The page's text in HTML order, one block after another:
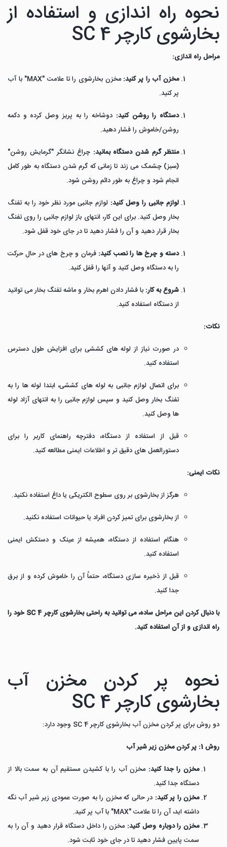
نحوه راه اندازی و استفاده از
بخارشوی کارچر SC 4
مراحل راه اندازی:
مخزن آب را پر کنید:
مخزن بخارشوی را تا علامت "MAX" با آب
پر کنید.
دستگاه را روشن کنید: دوشاخه را به پریز وصل کرده و دکمه
روشن/خاموش را فشار دهید.
منتظر گرم شدن دستگاه بمانید: چراغ نشانگر "گرمایش روشن"
(سبز) چشمک می زند تا زمانی که گرم شدن دستگاه به طور کامل
انجام شود و چراغ به طور دائم روشن شود.
لوازم جانبی را وصل کنید: لوازم جانبی مورد نظر خود را به تفنگ
بخار وصل کنید. برای این کار، انتهای باز لوازم جانبی را روی تفنگ
بخار قرار دهید و آن را فشار دهید تا در جای خود قفل شود.
دسته و چرخ ها را نصب کنید: فرمان و چرخ های در حال حرکت
را به دستگاه وصل کنید و آنها را قفل کنید.
شروع به کار: با فشار دادن اهرم بخار و ماشه تفنگ بخار می توانید
از دستگاه استفاده کنید.
نکات:
در صورت نیاز از لوله های کششی برای افزایش طول دسترس
استفاده کنید.
برای اتصال لوازم جانبی به لوله های کششی، ابتدا لوله ها را به
تفنگ بخار وصل کنید و سپس لوازم جانبی را به انتهای آزاد لوله
ها وصل کنید.
قبل از استفاده از دستگاه، دفترچه راهنمای کاربر را برای
دستورالعمل های دقیق تر و اطلاعات ایمنی مطالعه کنید.
نکات ایمنی:
هرگز از بخارشوی بر روی سطوح الکتریکی یا داغ استفاده نکنید.
از بخارشوی برای تمیز کردن افراد یا حیوانات استفاده نکنید.
هنگام استفاده از دستگاه، همیشه از عینک و دستکش ایمنی
استفاده کنید.
قبل از ذخیره سازی دستگاه، حتماً آن را خاموش کرده و از برق
جدا کنید.
با دنبال کردن این مراحل ساده، می توانید به راحتی بخارشوی کارچر SC 4 خود را
راه اندازی و از آن استفاده کنید.
نحوه پر کردن مخزن آب
بخارشوی کارچر SC 4
دو روش برای پر کردن مخزن آب بخارشوی کارچر SC 4 وجود دارد:
روش 1: پر کردن مخزن زیر شیر آب
مخزن را جدا کنید: مخزن آب را با کشیدن مستقیم آن به سمت بالا از
دستگاه جدا کنید.
مخزن را پر کنید: در حالی که مخزن را به صورت عمودی زیر شیر آب نگه
داشته اید، آن را تا علامت "MAX" با آب پر کنید.
مخزن را دوباره وصل کنید: مخزن را داخل دستگاه قرار دهید و آن را به
سمت پایین فشار دهید تا در جای خود ثابت شود.